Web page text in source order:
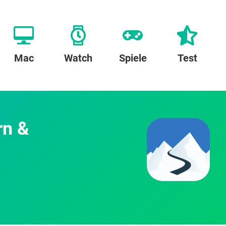
Mac Watch Spiele Test
&